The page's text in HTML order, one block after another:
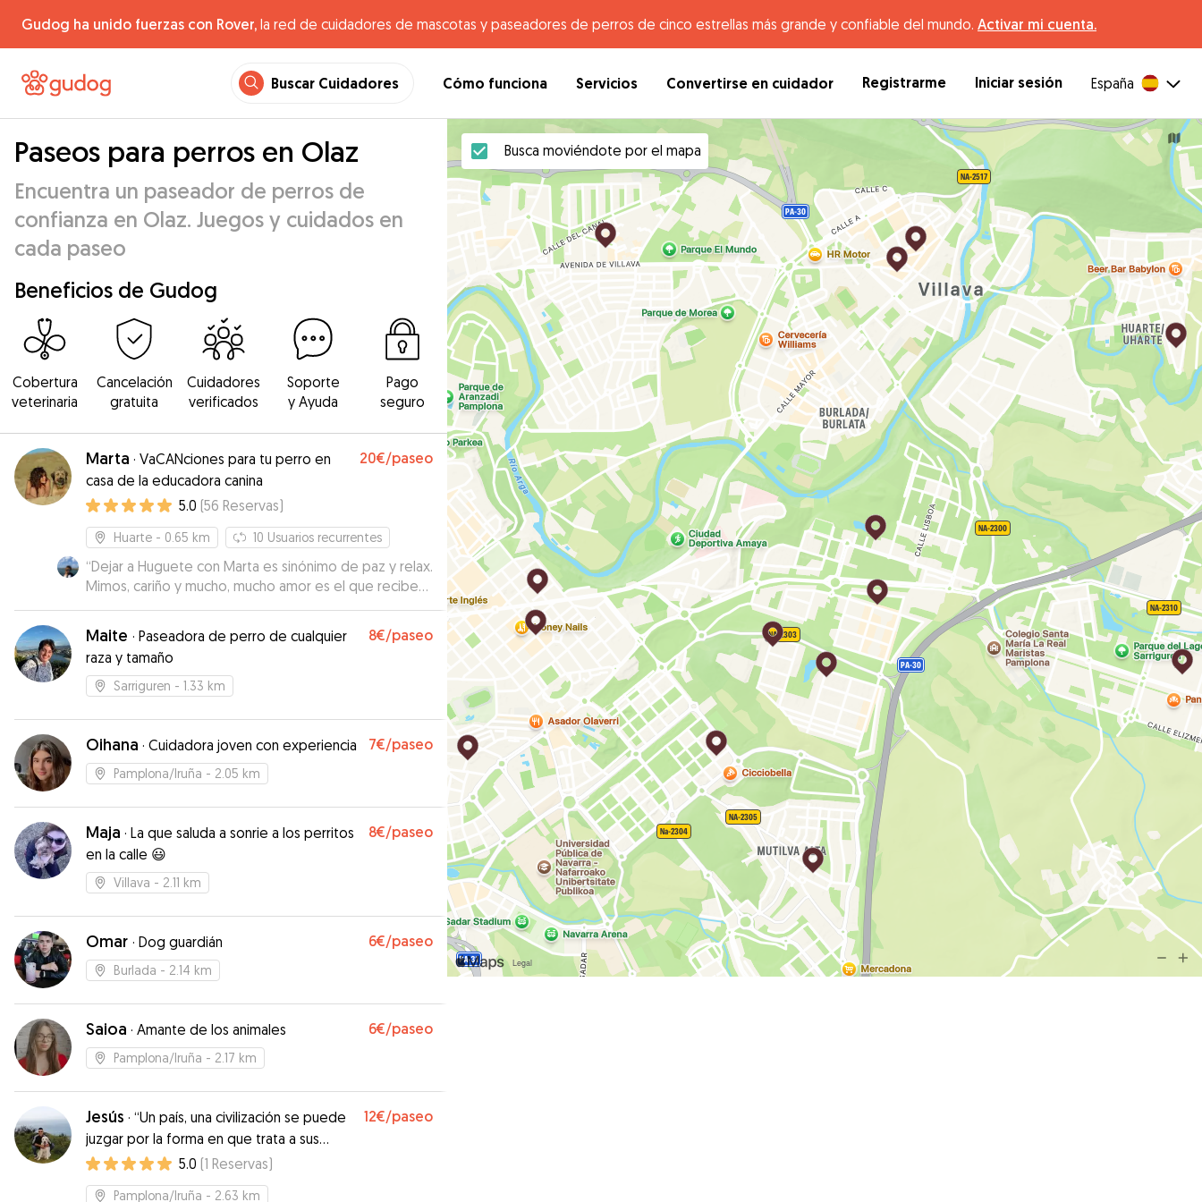
Gudog ha unido fuerzas con Rover, la red de cuidadores de mascotas y paseadores de perros de cinco estrellas más grande y confiable del mundo. Activar mi cuenta.
Buscar Cuidadores Cómo funciona Servicios Convertirse en cuidador Registrarme Iniciar sesión España
Paseos para perros en Olaz
Encuentra un paseador de perros de
confianza en Olaz. Juegos y cuidados en
cada paseo
Beneficios de Gudog
Cobertura
veterinaria
Cancelación
gratuita
Cuidadores
verificados
Soporte
y Ayuda
Pago
seguro
Marta · VaCANciones para tu perro en
casa de la educadora canina
20€/paseo
5.0 (56 Reservas)
Huarte - 0.65 km 10 Usuarios recurrentes
“Dejar a Huguete con Marta es sinónimo de paz y relax.
Mimos, cariño y mucho, mucho amor es el que recibe
Hugo. Eternamente agradecida una vez más.
Información diaria de paseos, comidas... Mil gracias por
cuidar del abuelito pirata Marta”
Maite · Paseadora de perro de cualquier
raza y tamaño
8€/paseo
Sarriguren - 1.33 km
Oihana · Cuidadora joven con experiencia 7€/paseo
Pamplona/Iruña - 2.05 km
Maja · La que saluda a sonrie a los perritos
en la calle 😃
8€/paseo
Villava - 2.11 km
Omar · Dog guardián 6€/paseo
Burlada - 2.14 km
Saioa · Amante de los animales 6€/paseo
Pamplona/Iruña - 2.17 km
Jesús · “Un país, una civilización se puede
juzgar por la forma en que trata a sus
animales”
12€/paseo
5.0 (1 Reservas)
Pamplona/Iruña - 2.63 km
Busca moviéndote por el mapa